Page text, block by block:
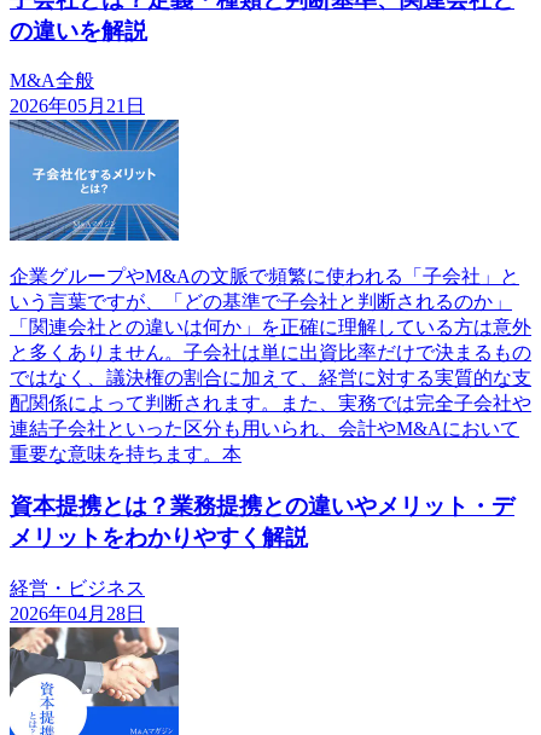
の違いを解説
M&A全般
2026年05月21日
企業グループやM&Aの文脈で頻繁に使われる「子会社」と
いう言葉ですが、「どの基準で子会社と判断されるのか」
「関連会社との違いは何か」を正確に理解している方は意外
と多くありません。子会社は単に出資比率だけで決まるもの
ではなく、議決権の割合に加えて、経営に対する実質的な支
配関係によって判断されます。また、実務では完全子会社や
連結子会社といった区分も用いられ、会計やM&Aにおいて
重要な意味を持ちます。本
資本提携とは？業務提携との違いやメリット・デ
メリットをわかりやすく解説
経営・ビジネス
2026年04月28日